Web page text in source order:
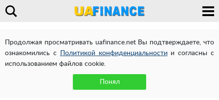
Продолжая просматривать uafinance.net Вы подтверждаете, что
ознакомились с
Политикой конфиденциальности и согласны с
использованием файлов cookie.
Понял